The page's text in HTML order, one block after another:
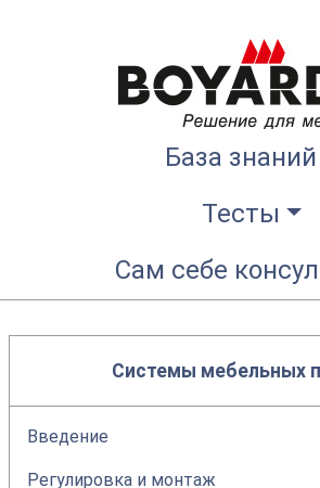
База знаний
Тесты
Сам себе
Системы мебельных
Введение
Регулировка и монтаж